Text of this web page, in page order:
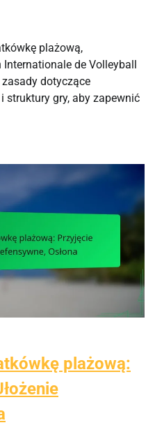
plażową,
de Volleyball
dotyczące
struktury gry, aby zapewnić
plażową: